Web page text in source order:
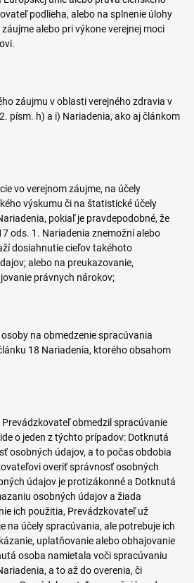
podlieha, alebo na splnenie úlohy
alebo pri výkone verejnej moci
záujmu v oblasti verejného zdravia v
písm. h) a i) Nariadenia, ako aj článkom
vo verejnom záujme, na účely
výskumu či na štatistické účely
pokiaľ je pravdepodobné, že
ods. 1. Nariadenia znemožní alebo
dosiahnutie cieľov takéhoto
alebo na preukazovanie,
právnych nárokov;
na obmedzenie spracúvania
18 Nariadenia, ktorého obsahom
obmedzil spracúvanie
o jeden z týchto prípadov: Dotknutá
osobných údajov, a to počas obdobia
overiť správnosť osobných
údajov je protizákonné a Dotknutá
osobných údajov a žiada
ich použitia, Prevádzkovateľ už
na účely spracúvania, ale potrebuje ich
uplatňovanie alebo obhajovanie
osoba namietala voči spracúvaniu
a to až do overenia, či